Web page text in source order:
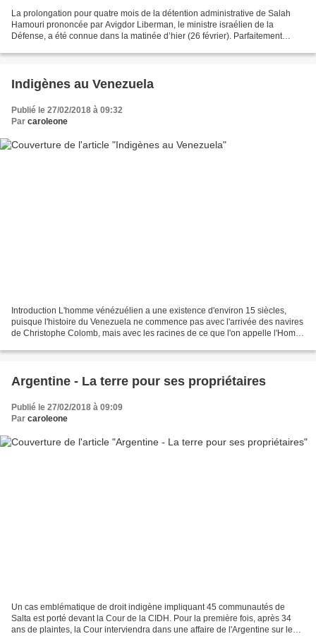
La prolongation pour quatre mois de la détention administrative de Salah
Hamouri prononcée par Avigdor Liberman, le ministre israélien de la
Défense, a été connue dans la matinée d’hier (26 février). Parfaitement
Indigènes au Venezuela
Publié le 27/02/2018 à 09:32
Par caroleone
Introduction L'homme vénézuélien a une existence d'environ 15 siècles,
puisque l'histoire du Venezuela ne commence pas avec l'arrivée des navires
de Christophe Colomb, mais avec les racines de ce que l'on appelle l'Homo
Argentine - La terre pour ses propriétaires
Publié le 27/02/2018 à 09:09
Par caroleone
Un cas emblématique de droit indigène impliquant 45 communautés de
Salta est porté devant la Cour de la CIDH. Pour la première fois, après 34
ans de plaintes, la Cour interviendra dans une affaire de l'Argentine sur les